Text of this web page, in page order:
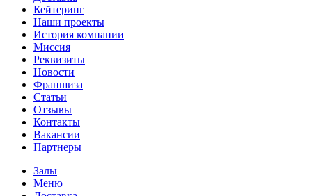
Кейтеринг
Наши проекты
История компании
Миссия
Реквизиты
Новости
Франшиза
Статьи
Отзывы
Контакты
Вакансии
Партнеры
Залы
Меню